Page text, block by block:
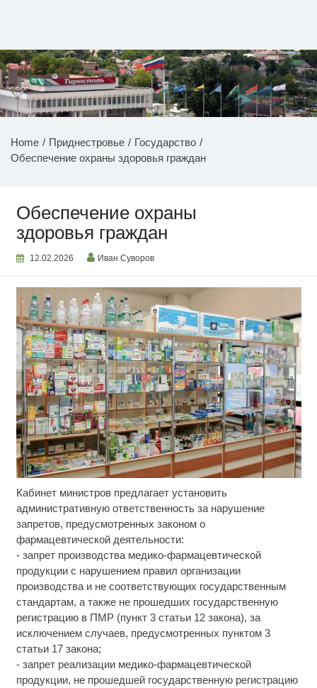
НОВОСТИ ПРИДНЕСТРОВЬЯ
Home Приднестровье
Государство
Обеспечение охраны здоровья граждан
Обеспечение охраны
здоровья граждан
12.02.2026 Иван Суворов
Кабинет министров предлагает установить
административную ответственность за нарушение
запретов, предусмотренных законом о
фармацевтической деятельности:
- запрет производства медико-фармацевтической
продукции с нарушением правил организации
производства и не соответствующих государственным
стандартам, а также не прошедших государственную
регистрацию в ПМР (пункт 3 статьи 12 закона), за
исключением случаев, предусмотренных пунктом 3
статьи 17 закона;
- запрет реализации медико-фармацевтической
продукции, не прошедшей государственную регистрацию
Т-Банк выпустил карты с запахом!
Скрытая камера на пляже Крыма: Что люди
вытворяют, когда их не видят...
Рак начинается не с боли: онколог назвал
первый «тихий» признак болезни